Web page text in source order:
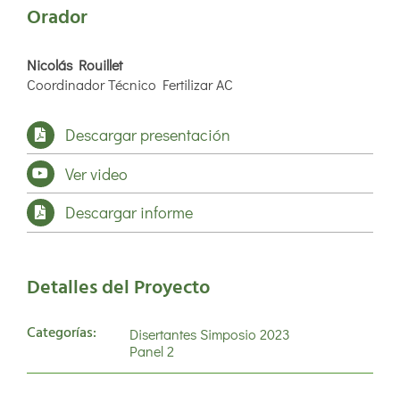
Orador
Nicolás Rouillet
Coordinador Técnico Fertilizar AC
Descargar presentación
Ver video
Descargar informe
Detalles del Proyecto
Categorías:
Disertantes Simposio 2023
Panel 2